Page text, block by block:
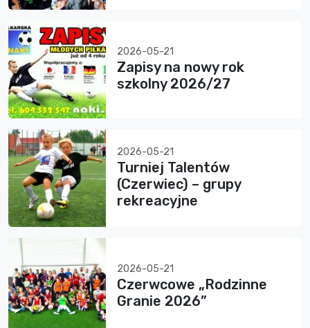
2026-05-21
Zapisy na nowy rok
szkolny 2026/27
2026-05-21
Turniej Talentów
(Czerwiec) – grupy
rekreacyjne
2026-05-21
Czerwcowe „Rodzinne
Granie 2026”